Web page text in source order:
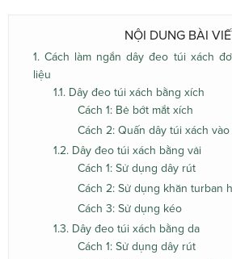
NỘI DUNG BÀI
1. Cách làm ngắn dây đeo túi xách
liệu
1.1. Dây đeo túi xách bằng xích
Cách 1: Bẻ bớt mắt xích
Cách 2: Quấn dây túi xách
1.2. Dây đeo túi xách bằng vải
Cách 1: Sử dụng dây rút
Cách 2: Sử dụng khăn turban
Cách 3: Sử dụng kéo
1.3. Dây đeo túi xách bằng da
Cách 1: Sử dụng dây rút